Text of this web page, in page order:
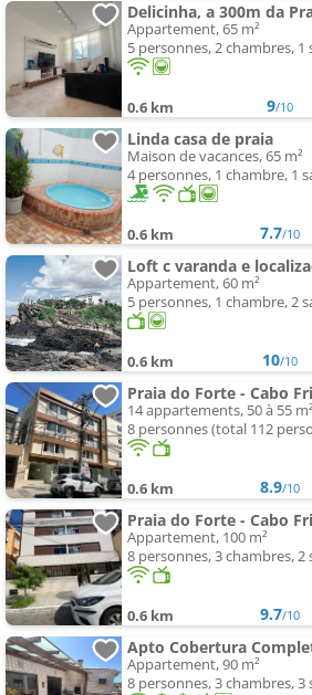
Delicinha, a 300m da
Appartement, 65 m²
5 personnes, 2 chambres, 1
0.6 km 9/10
Linda casa de praia
Maison de vacances, 65 m²
4 personnes, 1 chambre, 1
0.6 km 7.7/10
Appartement, 60 m²
5 personnes, 1 chambre, 2
0.6 km 10/10
Praia do Forte - Cabo
14 appartements, 50 à 55 m²
8 personnes (total 112
0.6 km 8.9/10
Praia do Forte - Cabo
Appartement, 100 m²
8 personnes, 3 chambres, 2
0.6 km 9.7/10
Appartement, 90 m²
8 personnes, 3 chambres, 3